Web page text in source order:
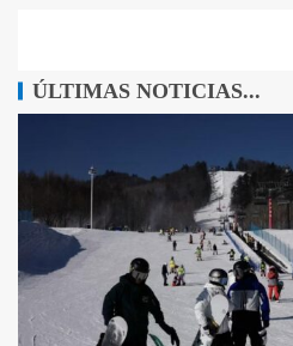
ÚLTIMAS NOTICIAS...